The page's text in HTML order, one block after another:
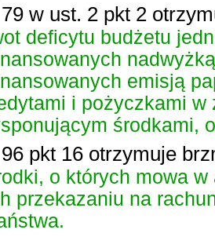
w ust. 2 pkt 2
deficytu budżetu
emisją
i pożyczkami
środkami,
pkt 16 otrzymuje
o których mowa
przekazaniu na